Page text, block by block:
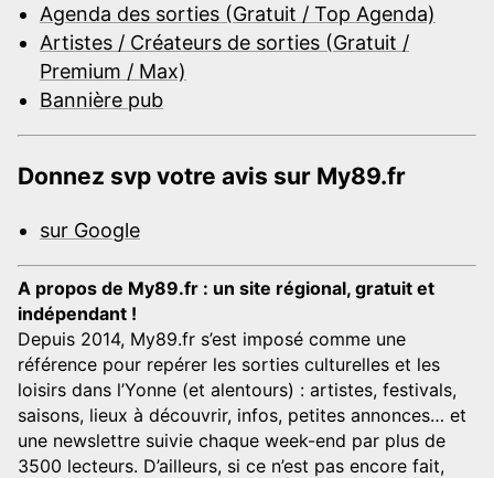
Agenda des sorties (Gratuit / Top Agenda)
Artistes / Créateurs de sorties (Gratuit /
Premium / Max)
Bannière pub
Donnez svp votre avis sur My89.fr
sur Google
A propos de My89.fr : un site régional, gratuit et
indépendant !
Depuis 2014, My89.fr s’est imposé comme une
référence pour repérer les sorties culturelles et les
loisirs dans l’Yonne (et alentours) : artistes, festivals,
saisons, lieux à découvrir, infos, petites annonces… et
une newslettre suivie chaque week-end par plus de
3500 lecteurs. D’ailleurs, si ce n’est pas encore fait,